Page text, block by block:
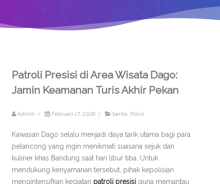
Patroli Presisi di Area Wisata Dago:
Jamin Keamanan Turis Akhir Pekan
Admin / Februari 17, 2026 / berita Polisi
Kawasan Dago selalu menjadi daya tarik utama bagi para
pelancong yang ingin menikmati suasana sejuk dan
kuliner khas Bandung saat hari libur tiba. Untuk
mendukung kenyamanan tersebut, pihak kepolisian
mengintensifkan kegiatan patroli presisi guna memantau